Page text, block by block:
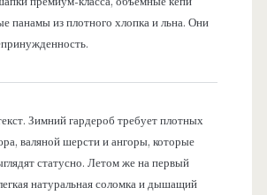
панамы из плотного хлопка и льна. Они
Зимний гардероб требует плотных
валяной шерсти и ангоры, которые
статусно. Летом же на первый
натуральная соломка и дышащий